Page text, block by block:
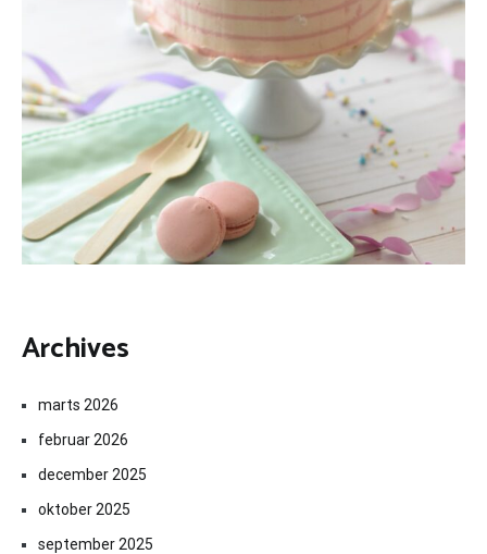
Archives
marts 2026
februar 2026
december 2025
oktober 2025
september 2025